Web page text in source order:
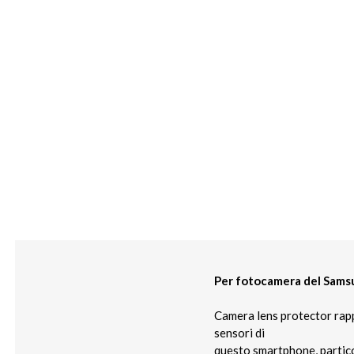
Per fotocamera del
Camera lens protector
sensori di
questo smartphone,